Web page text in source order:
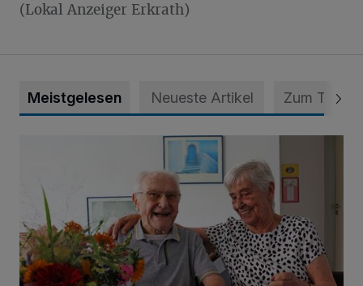
(Lokal Anzeiger Erkrath)
Meistgelesen Neueste Artikel Zum Thema
„Wir waren uns eigentlich nie böse“